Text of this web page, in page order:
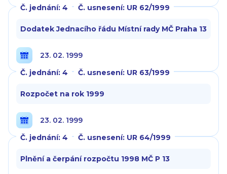
Č. jednání: 4
Č. usnesení: UR 62/1999
Dodatek Jednacího řádu Místní rady MČ Praha 13
23. 02. 1999
Č. jednání: 4
Č. usnesení: UR 63/1999
Rozpočet na rok 1999
23. 02. 1999
Č. jednání: 4
Č. usnesení: UR 64/1999
Plnění a čerpání rozpočtu 1998 MČ P 13